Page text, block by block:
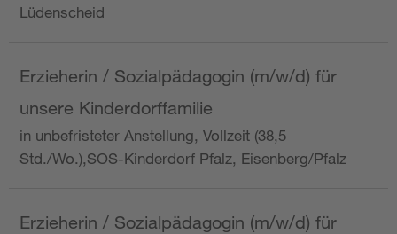
Lüdenscheid
Erzieherin / Sozialpädagogin (m/w/d) für
unsere Kinderdorffamilie
in unbefristeter Anstellung, Vollzeit (38,5
Std./Wo.),SOS-Kinderdorf Pfalz, Eisenberg/Pfalz
Erzieherin / Sozialpädagogin (m/w/d) für